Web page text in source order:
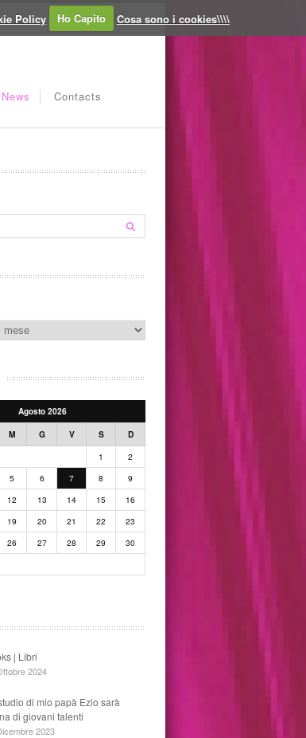
Policy Ho Capito Cosa sono i cookies\\\\
News Contacts
Agosto 2026
M G V S D
1
2
5 6 7 8
9
12 13 14 15
16
19 20 21 22
23
26 27 28 29
30
| Libri
2024
di mio papà Ezio sarà
di giovani talenti
2023